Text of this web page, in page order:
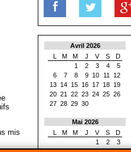
mis
Avril 2026
L
M M J V S
D
1
2 3 4
5
6
7 8 9 10 11
12
13 14 15 16 17 18 19
20 21 22 23 24 25 26
27 28 29 30
Mai 2026
L
M M J V S
D
1
2
3